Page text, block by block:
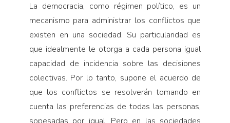
La democracia, como régimen político, es un
mecanismo para administrar los conflictos que
existen en una sociedad. Su particularidad es
que idealmente le otorga a cada persona igual
capacidad de incidencia sobre las decisiones
colectivas. Por lo tanto, supone el acuerdo de
que los conflictos se resolverán tomando en
cuenta las preferencias de todas las personas,